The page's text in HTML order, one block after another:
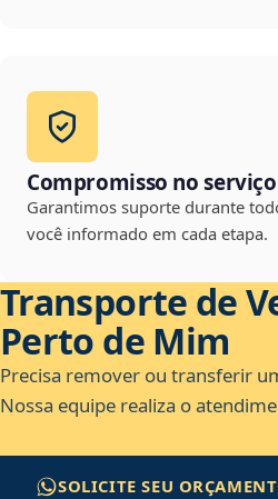
Compromisso no serviço
Garantimos suporte durante
você informado em cada etapa.
Transporte de
Perto de Mim
Precisa remover ou transferir
Nossa equipe realiza o
SOLICITE SEU